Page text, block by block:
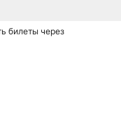
билеты через